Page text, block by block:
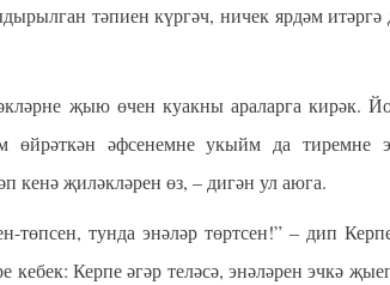
тәпиен күргәч, ничек ярдәм
җыю өчен куакны араларга кирәк.
өйрәткән әфсенемне укыйм да тиремне
кенә җиләкләрен өз, – дигән ул аюга.
тунда энәләр төртсен!” – дип
кебек: Керпе әгәр теләсә, энәләрен эчкә